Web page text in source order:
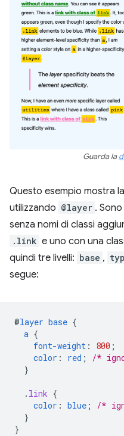
Guarda la
Questo esempio mostra
utilizzando @layer .
senza nomi di classi
.link e uno con una
quindi tre livelli: base ,
segue:
@layer base {
a {
font-weight : 800 ;
color : red ;
/*
}
. link {
color : blue ;
/*
}
}